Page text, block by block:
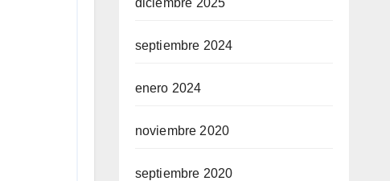
diciembre 2025
septiembre 2024
enero 2024
noviembre 2020
septiembre 2020